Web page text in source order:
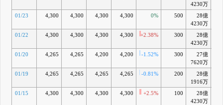
4230万
01/23 4,300 4,300 4,300 4,300 0% 500
28億
4230万
01/22 4,300 4,300 4,300 4,300 +2.38% 300
28億
4230万
01/20 4,265 4,265 4,200 4,200 -1.52% 300
27億
7620万
01/19 4,265 4,265 4,265 4,265 -0.81% 200
28億
1916万
01/15 4,300 4,300 4,300 4,300 +2.5% 100
28億
4230万